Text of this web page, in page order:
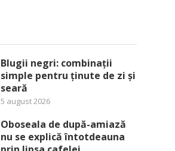
Blugii negri: combinații
simple pentru ținute de zi și
seară
5 august 2026
Oboseala de după-amiază
nu se explică întotdeauna